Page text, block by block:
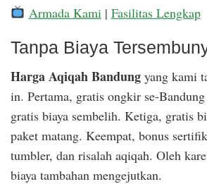
Armada Kami | Fasilitas Lengkap
Tanpa Biaya
Harga Aqiqah Bandung yang kami
in. Pertama, gratis ongkir se-
gratis biaya sembelih. Ketiga, gratis
paket matang. Keempat, bonus
tumbler, dan risalah aqiqah. Oleh
biaya tambahan mengejutkan.